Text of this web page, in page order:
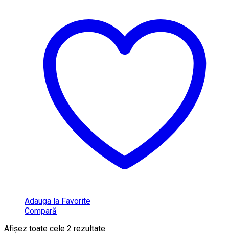
Adauga la Favorite
Compară
Afișez toate cele 2 rezultate